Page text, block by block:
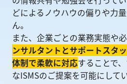
どによるノウハウの偏りや⼒
ん。
また、企業ごとの業務実態や
ンサルタントとサポートスタ
体制で柔軟に対応することで
なISMSのご提案を可能にしてい